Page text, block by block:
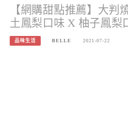
【網購甜點推薦】大判
土鳳梨口味 X 柚子鳳梨
品味生活 BELLE 2021-07-22